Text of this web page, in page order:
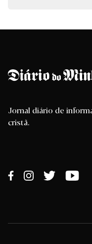
Jornal diário de
cristã.